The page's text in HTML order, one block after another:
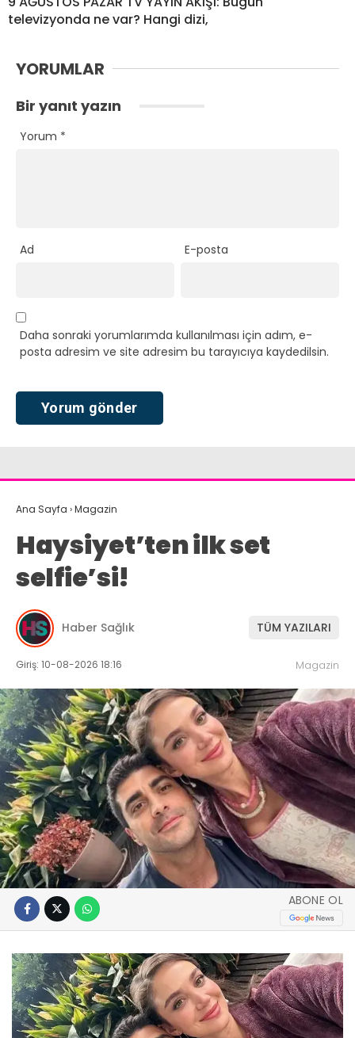
televizyonda ne var? Hangi dizi,
YORUMLAR
Bir yanıt yazın
Yorum *
Ad E-posta
Daha sonraki yorumlarımda kullanılması için adım, e-
posta adresim ve site adresim bu tarayıcıya kaydedilsin.
Ana Sayfa ›Magazin
Haysiyet’ten ilk set
selfie’si!
Haber Sağlık TÜM YAZILARI
Giriş: 10-08-2026 18:16 Magazin
ABONE OL